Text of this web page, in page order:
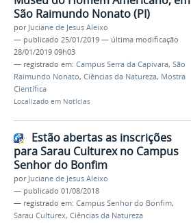
São Raimundo Nonato (PI)
por Juciane de Jesus Aleixo
— publicado 25/01/2019 — última modificação
28/01/2019 09h03
— registrado em: Campus Serra da Capivara, São
Raimundo Nonato, Ciências da Natureza, Mostra
Científica
Localizado em Notícias
Estão abertas as inscrições
para Sarau Culturex no Campus
Senhor do Bonfim
por Juciane de Jesus Aleixo
— publicado 01/08/2018
— registrado em: Campus Senhor do Bonfim,
Sarau Culturex, Ciências da Natureza